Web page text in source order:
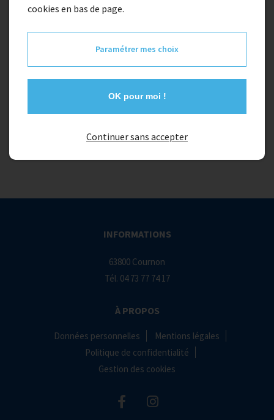
INFORMATIONS
63800 Cournon
Tél. 04 73 77 74 17
À PROPOS
Données personnelles
Mentions légales
Politique de confidentialité
Gestion des cookies
cookies en bas de page.
Paramétrer mes choix
OK pour moi !
Continuer sans accepter